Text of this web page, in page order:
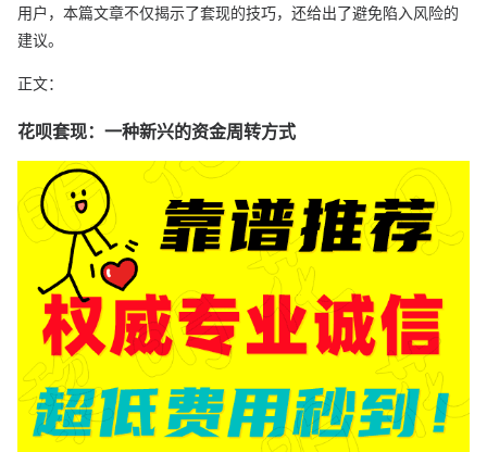
用户，本篇文章不仅揭示了套现的技巧，还给出了避免陷入风险的
建议。
正文：
花呗套现：一种新兴的资金周转方式